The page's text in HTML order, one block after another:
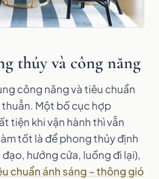
thủy và công năng
công năng và tiêu chuẩn
Một bố cục hợp
tiện khi vận hành thì vẫn
tốt là để phong thủy định
hướng cửa, luồng đi lại),
chuẩn ánh sáng – thông gió